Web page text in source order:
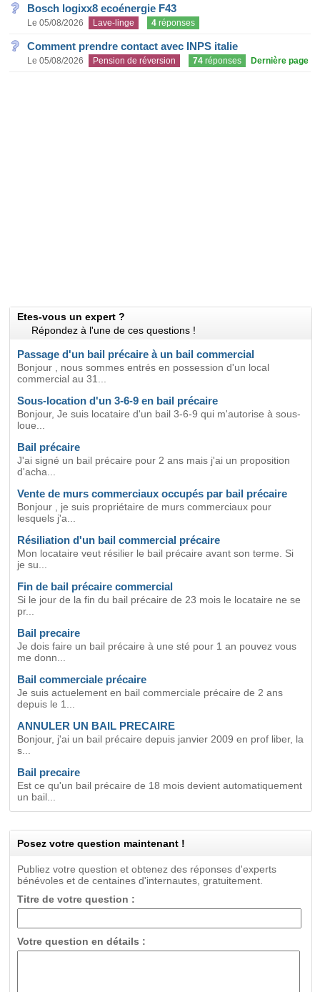
Bosch logixx8 ecoénergie F43
Le 05/08/2026 Lave-linge 4 réponses
Comment prendre contact avec INPS italie
Le 05/08/2026 Pension de réversion 74 réponses Dernière page
Etes-vous un expert ?
Répondez à l'une de ces questions !
Passage d'un bail précaire à un bail commercial
Bonjour , nous sommes entrés en possession d'un local
commercial au 31...
Sous-location d'un 3-6-9 en bail précaire
Bonjour, Je suis locataire d'un bail 3-6-9 qui m'autorise à sous-
loue...
Bail précaire
J'ai signé un bail précaire pour 2 ans mais j'ai un proposition
d'acha...
Vente de murs commerciaux occupés par bail précaire
Bonjour , je suis propriétaire de murs commerciaux pour
lesquels j'a...
Résiliation d'un bail commercial précaire
Mon locataire veut résilier le bail précaire avant son terme. Si
je su...
Fin de bail précaire commercial
Si le jour de la fin du bail précaire de 23 mois le locataire ne se
pr...
Bail precaire
Je dois faire un bail précaire à une sté pour 1 an pouvez vous
me donn...
Bail commerciale précaire
Je suis actuelement en bail commerciale précaire de 2 ans
depuis le 1...
ANNULER UN BAIL PRECAIRE
Bonjour, j'ai un bail précaire depuis janvier 2009 en prof liber, la
s...
Bail precaire
Est ce qu'un bail précaire de 18 mois devient automatiquement
un bail...
Posez votre question maintenant !
Publiez votre question et obtenez des réponses d'experts
bénévoles et de centaines d'internautes, gratuitement.
Titre de votre question :
Votre question en détails :